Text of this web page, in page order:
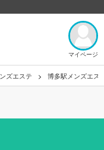
マイページ
ズエステ 博多駅メンズエス